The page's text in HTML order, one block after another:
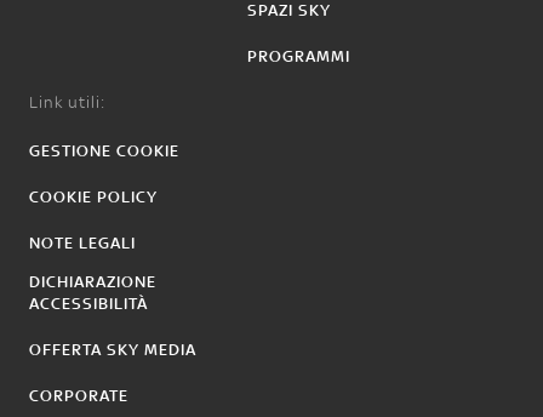
SPAZI SKY
PROGRAMMI
Link utili:
GESTIONE COOKIE
COOKIE POLICY
NOTE LEGALI
DICHIARAZIONE
ACCESSIBILITÀ
OFFERTA SKY MEDIA
CORPORATE